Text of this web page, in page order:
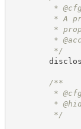
*
* A property
* property
*
*/
/**
*
*
*/